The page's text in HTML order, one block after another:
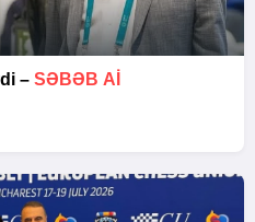
– SƏBƏB Aİ